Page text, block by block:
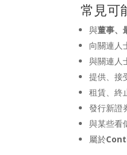
常見可
與董事、
向關連人
與關連人
提供、接
租賃、終
發行新證
與某些看
屬於